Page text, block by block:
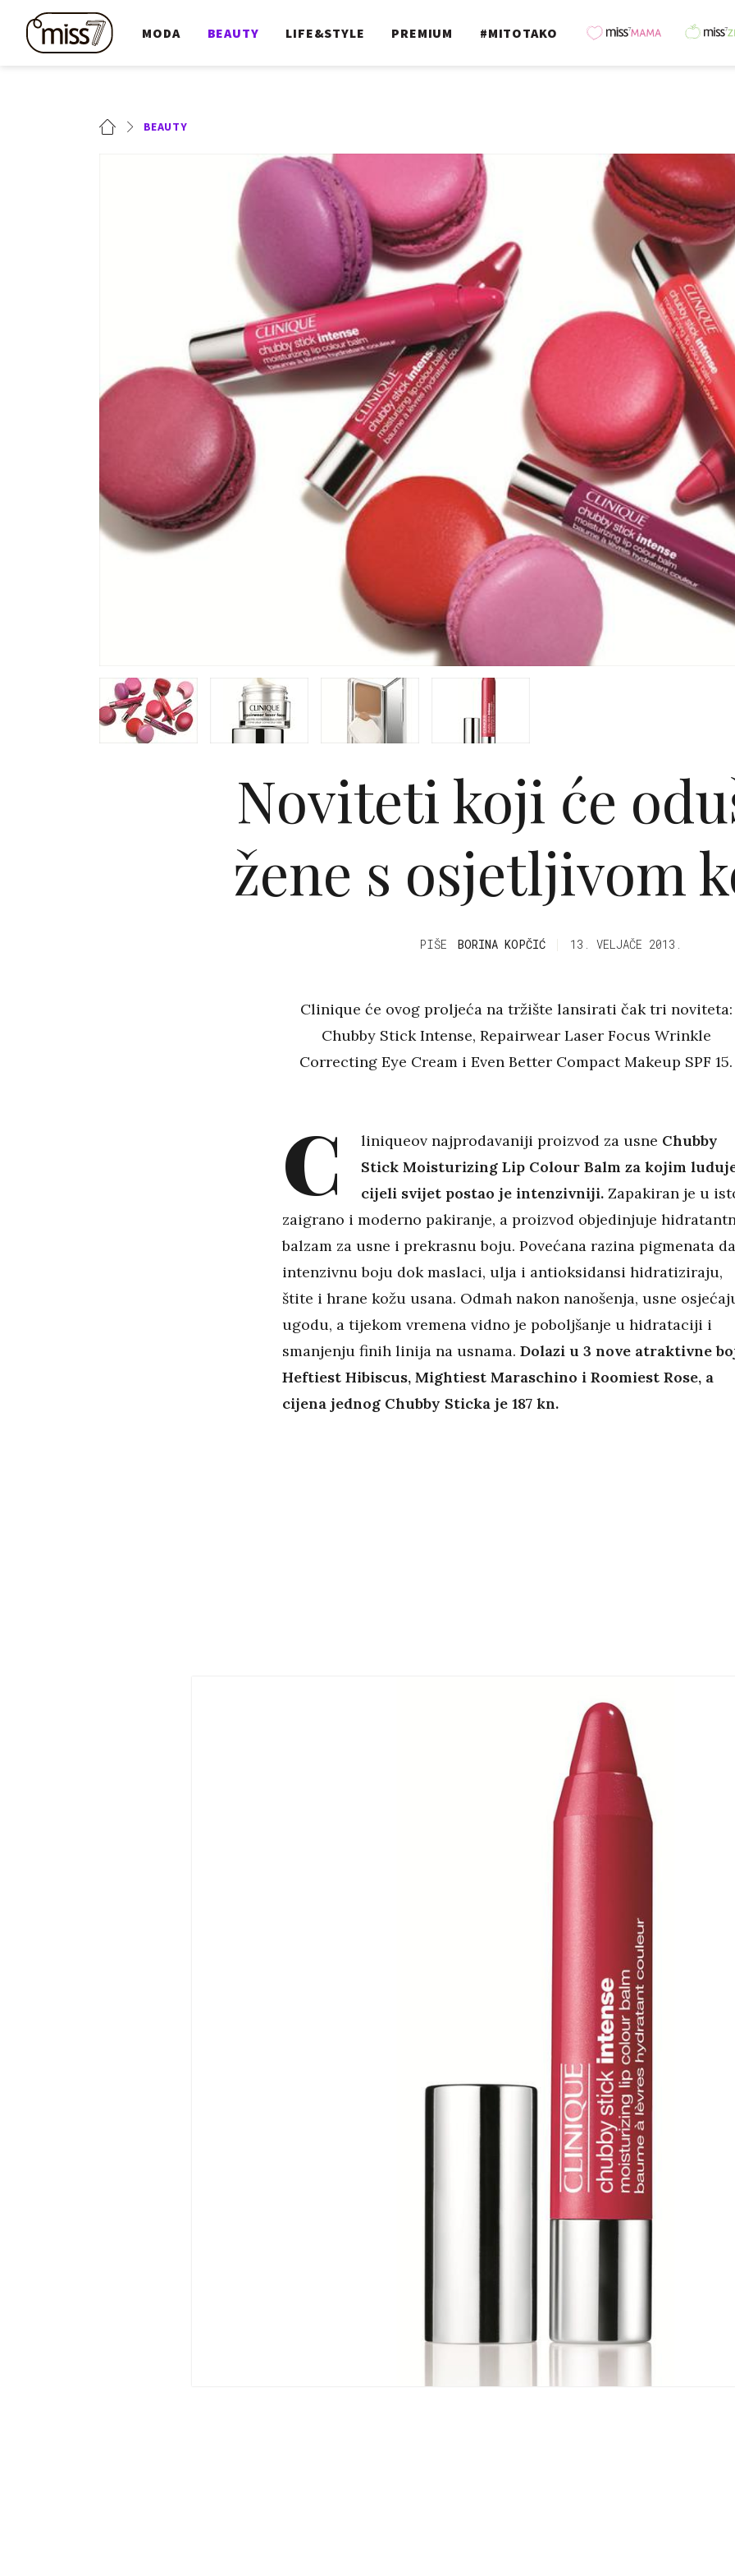
MODA BEAUTY LIFE&STYLE PREMIUM #MITOTAKO
BEAUTY
Noviteti koji će
žene s osjetljivom
PIŠE BORINA KOPČIĆ 13. VELJAČE 2013.
Clinique će ovog proljeća na tržište lansirati čak tri noviteta:
Chubby Stick Intense, Repairwear Laser Focus Wrinkle
Correcting Eye Cream i Even Better Compact Makeup SPF 15.
C liniqueov najprodavaniji proizvod za usne Chubby
Stick Moisturizing Lip Colour Balm za kojim
cijeli svijet postao je intenzivniji.Zapakiran je u
zaigrano i moderno pakiranje, a proizvod objedinjuje
balzam za usne i prekrasnu boju. Povećana razina pigmenata
intenzivnu boju dok maslaci, ulja i antioksidansi hidratiziraju,
štite i hrane kožu usana. Odmah nakon nanošenja, usne
ugodu, a tijekom vremena vidno je poboljšanje u hidrataciji i
smanjenju finih linija na usnama. Dolazi u 3 nove atraktivne
Heftiest Hibiscus, Mightiest Maraschino i Roomiest Rose, a
cijena jednog Chubby Sticka je 187 kn.